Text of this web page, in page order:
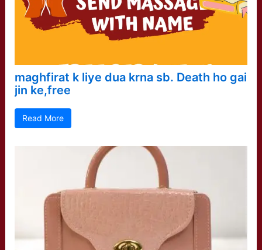
maghfirat k liye dua krna sb. Death ho gai
jin ke,free
Read More